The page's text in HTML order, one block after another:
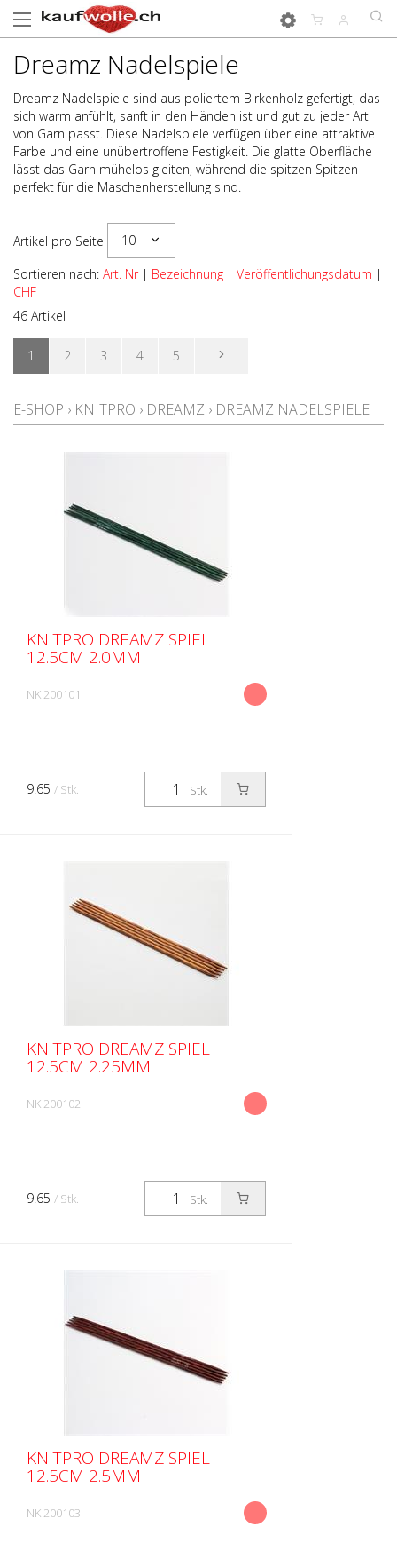
Dreamz Nadelspiele
Dreamz Nadelspiele sind aus poliertem Birkenholz gefertigt, das
sich warm anfühlt, sanft in den Händen ist und gut zu jeder Art
von Garn passt. Diese Nadelspiele verfügen über eine attraktive
Farbe und eine unübertroffene Festigkeit. Die glatte Oberfläche
lässt das Garn mühelos gleiten, während die spitzen Spitzen
perfekt für die Maschenherstellung sind.
Artikel pro Seite
10
Sortieren nach: Art. Nr| Bezeichnung | Veröffentlichungsdatum |
CHF
46 Artikel
1 2 3 4 5
E-SHOP › KNITPRO › DREAMZ › DREAMZ NADELSPIELE
KNITPRO DREAMZ SPIEL
12.5CM 2.0MM
NK 200101
Stk.
9.65 / Stk.
KNITPRO DREAMZ SPIEL
12.5CM 2.25MM
NK 200102
Stk.
9.65 / Stk.
KNITPRO DREAMZ SPIEL
12.5CM 2.5MM
NK 200103